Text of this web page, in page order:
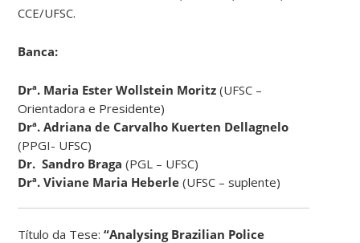
CCE/UFSC.
Banca:
Drª. Maria Ester Wollstein Moritz (UFSC –
Orientadora e Presidente)
Drª. Adriana de Carvalho Kuerten Dellagnelo
(PPGI- UFSC)
Dr. Sandro Braga (PGL – UFSC)
Drª. Viviane Maria Heberle (UFSC – suplente)
Título da Tese:“Analysing Brazilian Police